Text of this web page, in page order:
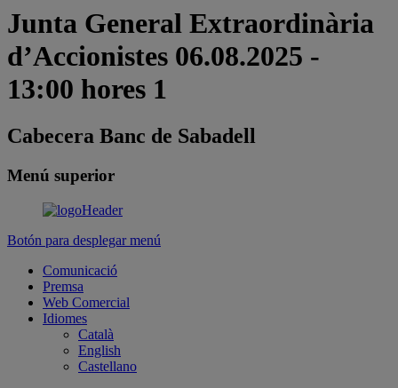
Junta General Extraordinària
d’Accionistes 06.08.2025 -
13:00 hores 1
Cabecera Banc de Sabadell
Menú superior
Botón para desplegar menú
Comunicació
Premsa
Web Comercial
Idiomes
Català
English
Castellano